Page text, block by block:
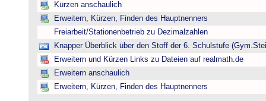
Kürzen anschaulich
Erweitern, Kürzen, Finden des Hauptnenners
Freiarbeit/Stationenbetrieb zu Dezimalzahlen
Knapper Überblick über den Stoff der 6. Schulstufe
Erweitern und Kürzen Links zu Dateien auf realmath.de
Erweitern anschaulich
Erweitern, Kürzen, Finden des Hauptnenners